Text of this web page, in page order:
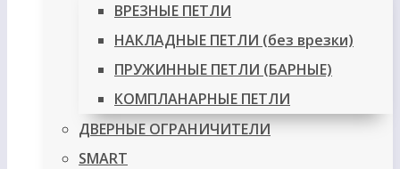
ВРЕЗНЫЕ ПЕТЛИ
НАКЛАДНЫЕ ПЕТЛИ (без врезки)
ПРУЖИННЫЕ ПЕТЛИ (БАРНЫЕ)
КОМПЛАНАРНЫЕ ПЕТЛИ
ДВЕРНЫЕ ОГРАНИЧИТЕЛИ
SMART